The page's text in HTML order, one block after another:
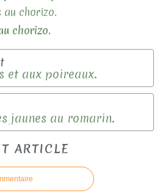
chorizo.
et aux poireaux.
jaunes au romarin.
ARTICLE